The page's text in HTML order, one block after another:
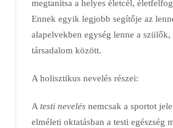
megtanítsa a helyes életcél,
Ennek egyik legjobb segítője az
alapelvekben egység lenne a szülők,
társadalom között.
A holisztikus nevelés részei:
A testi nevelésnemcsak a sportot
elméleti oktatásban a testi egészség